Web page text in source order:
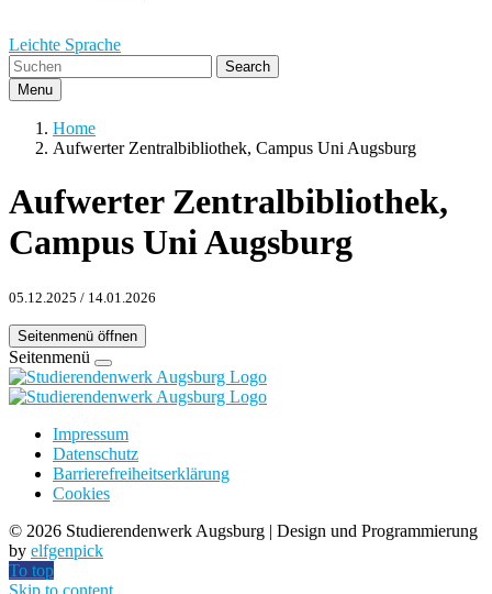
Leichte Sprache
Search
Menu
Home
Aufwerter Zentralbibliothek, Campus Uni Augsburg
Aufwerter Zentralbibliothek,
Campus Uni Augsburg
05.12.2025 / 14.01.2026
Seitenmenü öffnen
Seitenmenü
Impressum
Datenschutz
Barrierefreiheitserklärung
Cookies
© 2026 Studierendenwerk Augsburg | Design und Programmierung
by elfgenpick
To top
Skip to content